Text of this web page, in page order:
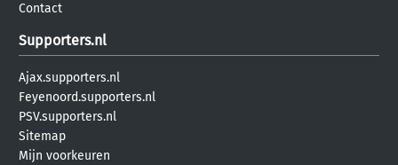
Contact
Supporters.nl
Ajax.supporters.nl
Feyenoord.supporters.nl
PSV.supporters.nl
Sitemap
Mijn voorkeuren